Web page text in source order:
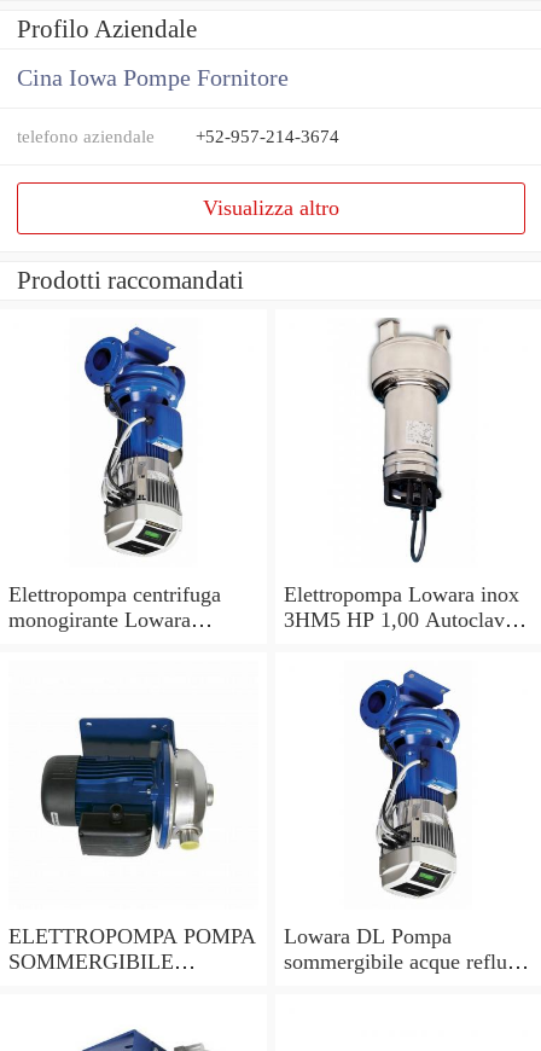
Profilo Aziendale
Cina Iowa Pompe Fornitore
telefono aziendale +52-957-214-3674
Visualizza altro
Prodotti raccomandati
Elettropompa centrifuga
monogirante Lowara
Elettropompa Lowara inox
3HM5 HP 1,00 Autoclave
ELETTROPOMPA POMPA
SOMMERGIBILE
Lowara DL Pompa
sommergibile acque reflue